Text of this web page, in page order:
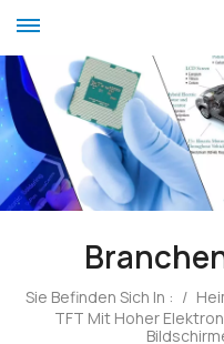
Sie Befinden Sich In : /
TFT Mit Hoher